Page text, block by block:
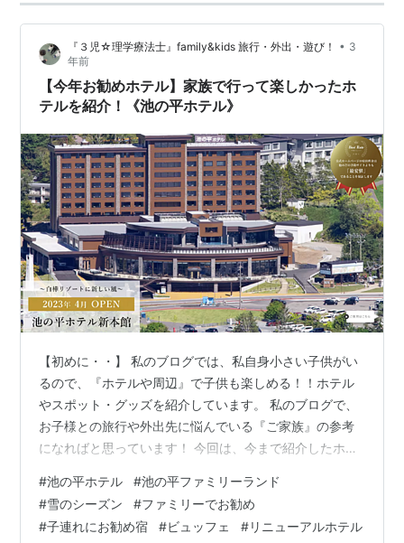
『３児☆理学療法士』family&kids 旅行・外出・遊び！ • 3
年前
【今年お勧めホテル】家族で行って楽しかったホ
テルを紹介！《池の平ホテル》
【初めに・・】 私のブログでは、私自身小さい子供がい
るので、『ホテルや周辺』で子供も楽しめる！！ホテル
やスポット・グッズを紹介しています。 私のブログで、
お子様との旅行や外出先に悩んでいる『ご家族』の参考
になればと思っています！ 今回は、今まで紹介したホテ
単に２カ所を紹介していきます！！また、各旅行サイト
での《おおよその料金・プラン》も紹介するので参考に
なればと思います！ 【初めに・・】 【リニューアルした
#池の平ホテル #池の平ファミリーランド
#雪のシーズン #ファミリーでお勧め
#子連れにお勧め宿 #ビュッフェ #リニューアルホテル